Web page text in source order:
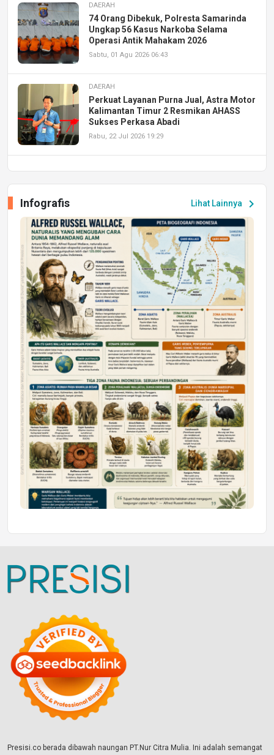
DAERAH
74 Orang Dibekuk, Polresta Samarinda
Ungkap 56 Kasus Narkoba Selama
Operasi Antik Mahakam 2026
Sabtu, 01 Agu 2026 06:43
DAERAH
Perkuat Layanan Purna Jual, Astra Motor
Kalimantan Timur 2 Resmikan AHASS
Sukses Perkasa Abadi
Rabu, 22 Jul 2026 19:29
Peluang Kerja dan Magang
Jumat, 17 Jul 2026 22:30
DAERAH
Astra Motor Kalimantan Timur 2 Dukung
Mahasiswa Samarinda dalam Astra
Honda SDGs Future Leaders 2026
Jumat, 10 Jul 2026 19:01
Lihat Lainnya chevron_right
Infografis
Presisi.co berada dibawah naungan PT.Nur Citra Mulia. Ini adalah semangat